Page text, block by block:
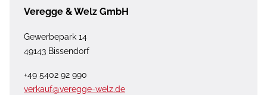
Veregge & Welz GmbH
Gewerbepark 14
49143 Bissendorf
+49 5402 92 990
verkauf@veregge-welz.de